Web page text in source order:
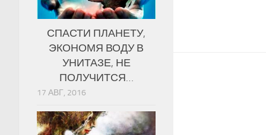
СПАСТИ ПЛАНЕТУ,
ЭКОНОМЯ ВОДУ В
УНИТАЗЕ, НЕ
ПОЛУЧИТСЯ…
17 АВГ, 2016